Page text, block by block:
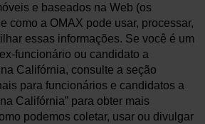
e baseados na Web (os
e como a OMAX pode usar, processar,
essas informações. Se você é um
funcionário ou candidato a
Califórnia, consulte a seção
para funcionários e candidatos a
Califórnia” para obter mais
podemos coletar, usar ou divulgar